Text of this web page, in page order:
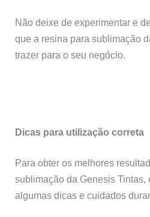
Não deixe de experimentar e
que a resina para sublimação
trazer para o seu negócio.
Dicas para utilização correta
Para obter os melhores
sublimação da Genesis Tintas,
algumas dicas e cuidados